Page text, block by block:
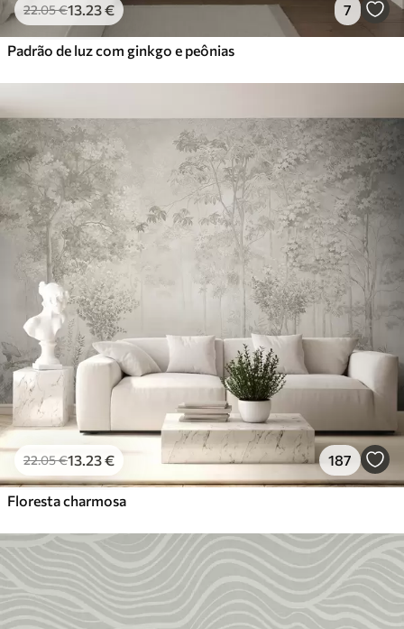
22.05€13.23€ 7
Padrão de luz com ginkgo e peônias
22.05€13.23€ 187
Floresta charmosa